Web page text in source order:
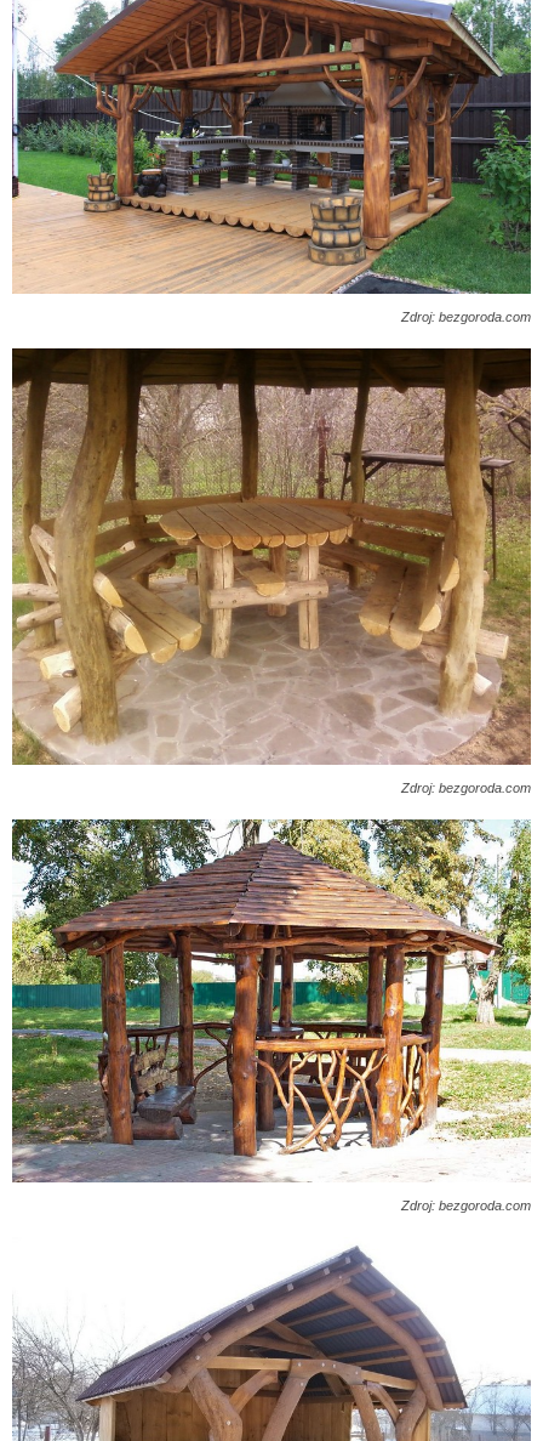
Zdroj: bezgoroda.com
Zdroj: bezgoroda.com
Zdroj: bezgoroda.com